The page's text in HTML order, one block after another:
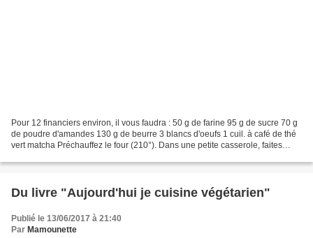
Pour 12 financiers environ, il vous faudra : 50 g de farine 95 g de sucre 70 g
de poudre d'amandes 130 g de beurre 3 blancs d'oeufs 1 cuil. à café de thé
vert matcha Préchauffez le four (210°). Dans une petite casserole, faites
Du livre "Aujourd'hui je cuisine végétarien"
Publié le 13/06/2017 à 21:40
Par Mamounette